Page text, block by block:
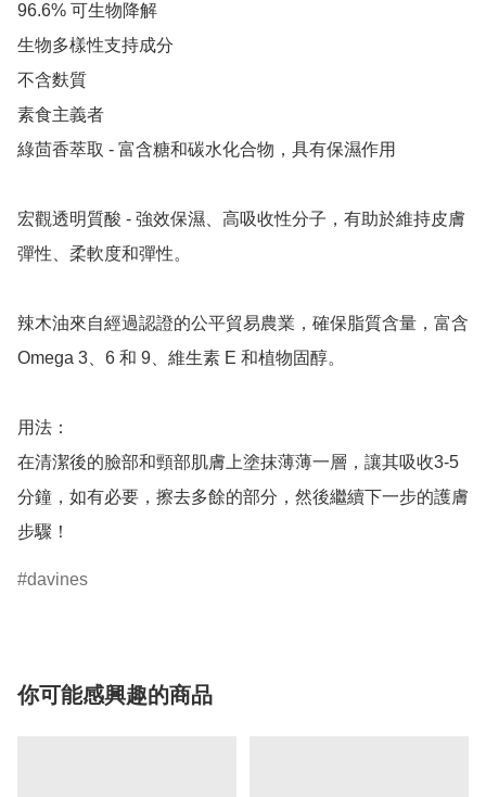
96.6% 可生物降解
生物多樣性支持成分
不含麩質
素食主義者
綠茴香萃取 - 富含糖和碳水化合物，具有保濕作用
宏觀透明質酸 - 強效保濕、高吸收性分子，有助於維持皮膚
彈性、柔軟度和彈性。
辣木油來自經過認證的公平貿易農業，確保脂質含量，富含
Omega 3、6 和 9、維生素 E 和植物固醇。
用法：
在清潔後的臉部和頸部肌膚上塗抹薄薄一層，讓其吸收3-5
分鐘，如有必要，擦去多餘的部分，然後繼續下一步的護膚
步驟！
davines
你可能感興趣的商品